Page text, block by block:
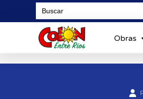
Search
for:
Obras